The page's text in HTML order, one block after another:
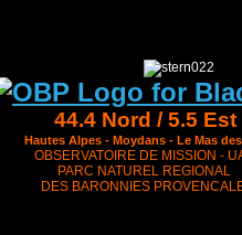
44.4 Nord / 5.5 Est
Hautes Alpes - Moydans - Le Mas des
OBSERVATOIRE DE MISSION -
PARC NATUREL REGIONAL
DES BARONNIES